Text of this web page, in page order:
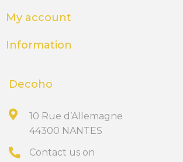
My account
Information
Decoho
10 Rue d’Allemagne
44300 NANTES
Contact us on